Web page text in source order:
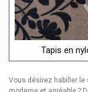
Tapis en
Vous désirez habiller le